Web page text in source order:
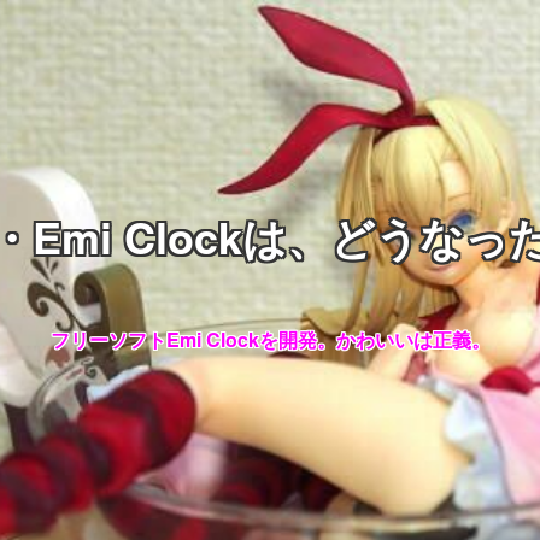
Emi Clockは、どうなっ
フリーソフトEmi Clockを開発。かわいいは正義。